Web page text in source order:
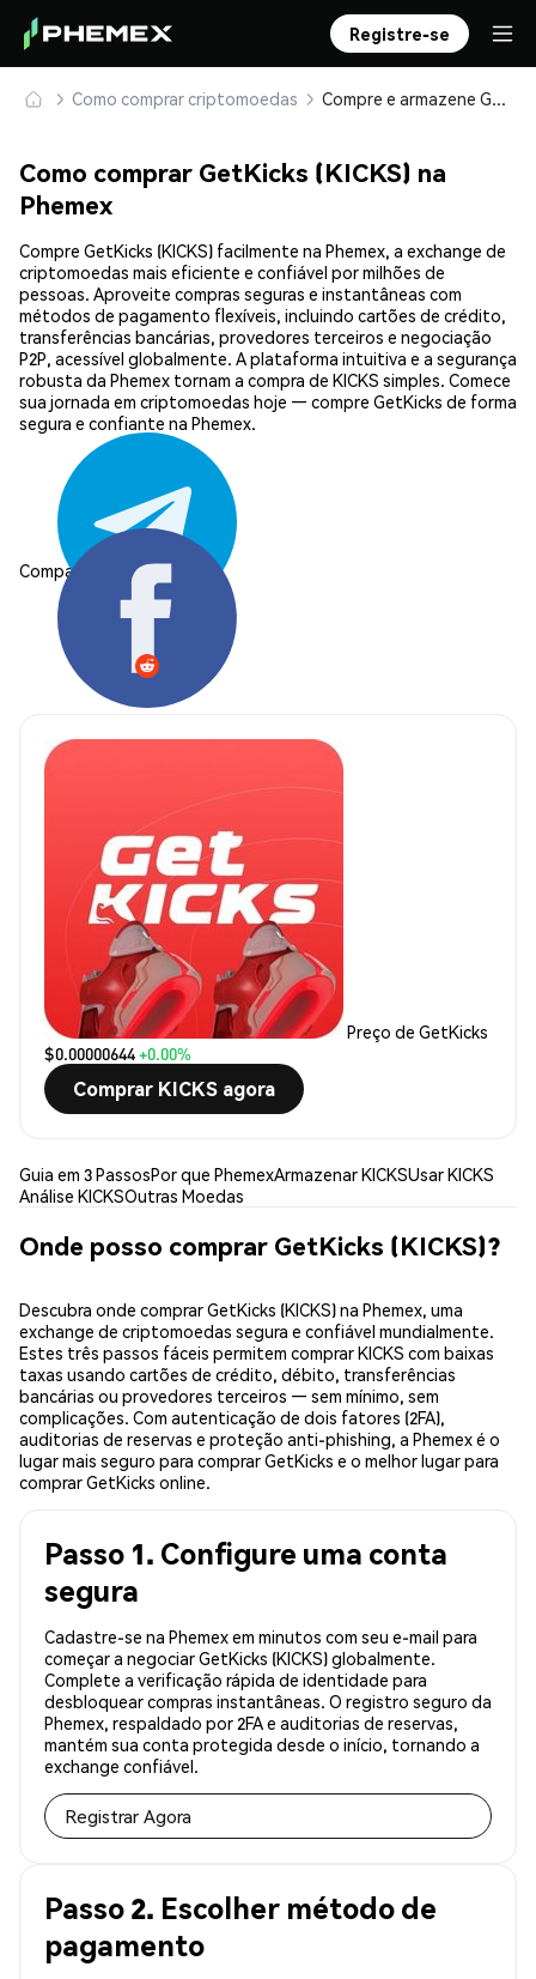
Registre-se
Como comprar criptomoedas Compre e armazene GetKicks (KICKS) com segurança
Como comprar GetKicks (KICKS) na
Phemex
Compre GetKicks (KICKS) facilmente na Phemex, a exchange de
criptomoedas mais eficiente e confiável por milhões de
pessoas. Aproveite compras seguras e instantâneas com
métodos de pagamento flexíveis, incluindo cartões de crédito,
transferências bancárias, provedores terceiros e negociação
P2P, acessível globalmente. A plataforma intuitiva e a segurança
robusta da Phemex tornam a compra de KICKS simples. Comece
sua jornada em criptomoedas hoje — compre GetKicks de forma
segura e confiante na Phemex.
Compartilhar:
Preço de GetKicks
$0.00000644+0.00%
Comprar KICKS agora
Guia em 3 PassosPor que PhemexArmazenar KICKSUsar KICKS
Análise KICKSOutras Moedas
Onde posso comprar GetKicks (KICKS)?
Descubra onde comprar GetKicks (KICKS) na Phemex, uma
exchange de criptomoedas segura e confiável mundialmente.
Estes três passos fáceis permitem comprar KICKS com baixas
taxas usando cartões de crédito, débito, transferências
bancárias ou provedores terceiros — sem mínimo, sem
complicações. Com autenticação de dois fatores (2FA),
auditorias de reservas e proteção anti-phishing, a Phemex é o
lugar mais seguro para comprar GetKicks e o melhor lugar para
comprar GetKicks online.
Passo 1. Configure uma conta
segura
Cadastre-se na Phemex em minutos com seu e-mail para
começar a negociar GetKicks (KICKS) globalmente.
Complete a verificação rápida de identidade para
desbloquear compras instantâneas. O registro seguro da
Phemex, respaldado por 2FA e auditorias de reservas,
mantém sua conta protegida desde o início, tornando a
exchange confiável.
Registrar Agora
Passo 2. Escolher método de
pagamento